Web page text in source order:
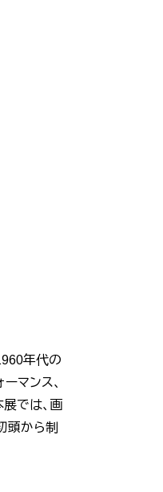
年代の
マンス、
では、画
頭から制